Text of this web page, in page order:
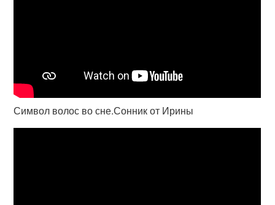
Символ волос во сне.Сонник от Ирины